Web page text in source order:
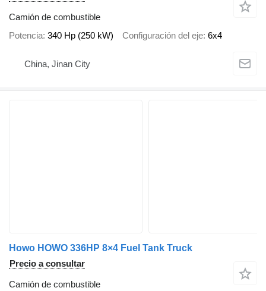
Camión de combustible
Potencia 340 Hp (250 kW) Configuración del eje 6x4
China, Jinan City
Howo HOWO 336HP 8×4 Fuel Tank Truck
Precio a consultar
Camión de combustible